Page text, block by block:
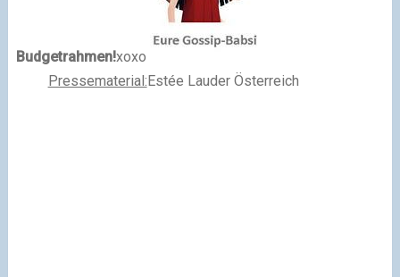
Budgetrahmen!xoxo
Pressematerial:Estée Lauder Österreich